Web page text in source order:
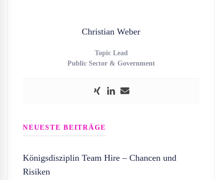
Christian Weber
Topic Lead
Public Sector & Government
NEUESTE BEITRÄGE
Königsdisziplin Team Hire – Chancen und
Risiken